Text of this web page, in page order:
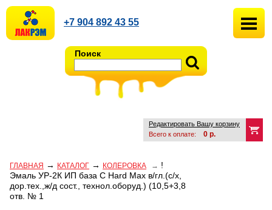
Поиск
+7 904 892 43 55
Редактировать Вашу корзину
Всего к оплате:
0 р.
ГЛАВНАЯ → КАТАЛОГ → КОЛЕРОВКА → !
Эмаль УР-2К ИП база С Hard Max в/гл.(с/х,
дор.тех.,ж/д сост., технол.оборуд.) (10,5+3,8
отв. № 1